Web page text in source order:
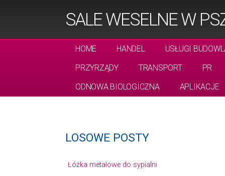
SALE WESELNE W
HOME HANDEL
USŁUGI
PRZYRZĄDY
TRANSPORT
PR
ODNOWA BIOLOGICZNA
APLIKACJE
LOSOWE POSTY
Łóżka metalowe do sypialni